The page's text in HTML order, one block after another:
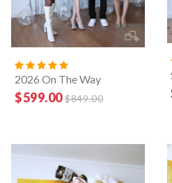
2026 On The Way
$599.00 $849.00